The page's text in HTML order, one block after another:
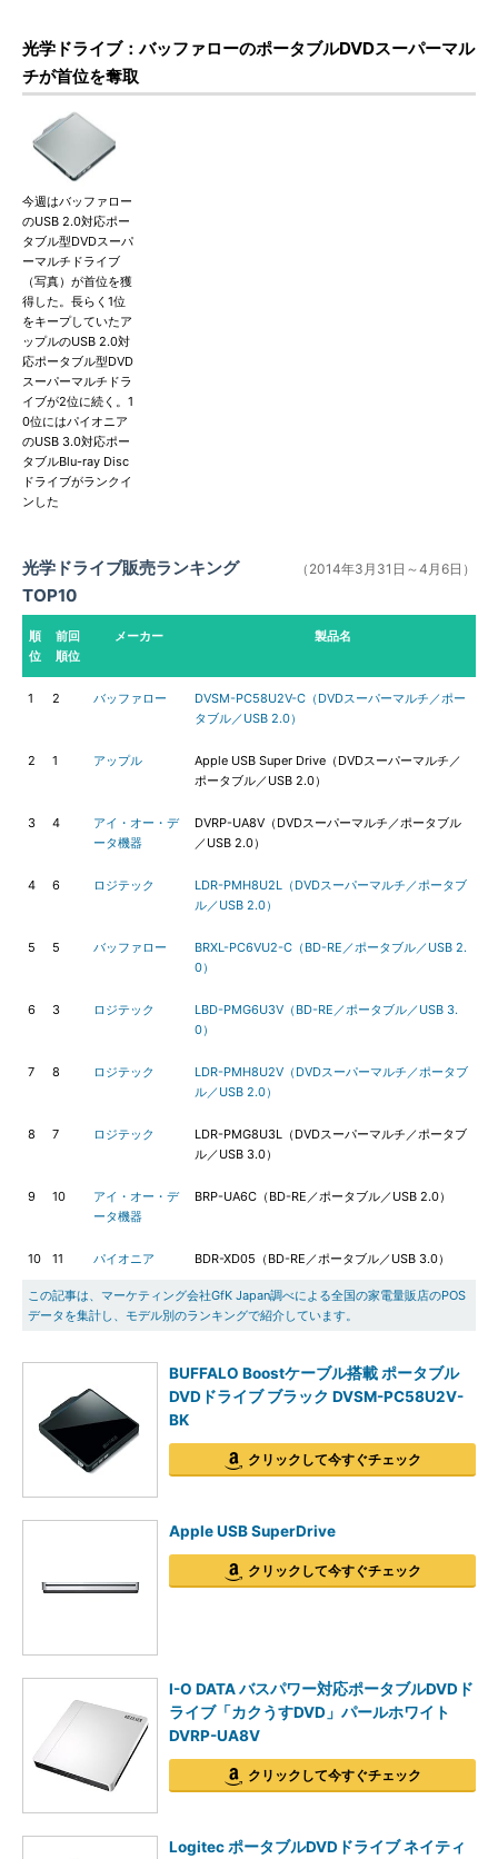
光学ドライブ：バッファローのポータブルDVDスーパーマル
チが首位を奪取
今週はバッファロー
のUSB 2.0対応ポー
タブル型DVDスーパ
ーマルチドライブ
（写真）が首位を獲
得した。長らく1位
をキープしていたア
ップルのUSB 2.0対
応ポータブル型DVD
スーパーマルチドラ
イブが2位に続く。1
0位にはパイオニア
のUSB 3.0対応ポー
タブルBlu-ray Disc
ドライブがランクイ
ンした
光学ドライブ販売ランキング
TOP10
（2014年3月31日～4月6日）
順
位
前回
順位
メーカー 製品名
1 2 バッファロー
DVSM-PC58U2V-C（DVDスーパーマルチ／ポー
タブル／USB 2.0）
2 1 アップル
Apple USB Super Drive（DVDスーパーマルチ／
ポータブル／USB 2.0）
3 4
アイ・オー・デ
ータ機器
DVRP-UA8V（DVDスーパーマルチ／ポータブル
／USB 2.0）
4 6 ロジテック
LDR-PMH8U2L（DVDスーパーマルチ／ポータブ
ル／USB 2.0）
5 5 バッファロー
BRXL-PC6VU2-C（BD-RE／ポータブル／USB 2.
0）
6 3 ロジテック
LBD-PMG6U3V（BD-RE／ポータブル／USB 3.
0）
7 8 ロジテック
LDR-PMH8U2V（DVDスーパーマルチ／ポータブ
ル／USB 2.0）
8 7 ロジテック
LDR-PMG8U3L（DVDスーパーマルチ／ポータブ
ル／USB 3.0）
9 10
アイ・オー・デ
ータ機器
BRP-UA6C（BD-RE／ポータブル／USB 2.0）
10 11 パイオニア BDR-XD05（BD-RE／ポータブル／USB 3.0）
この記事は、マーケティング会社GfK Japan調べによる全国の家電量販店のPOS
データを集計し、モデル別のランキングで紹介しています。
BUFFALO Boostケーブル搭載 ポータブル
DVDドライブ ブラック DVSM-PC58U2V-
BK
クリックして今すぐチェック
Apple USB SuperDrive
クリックして今すぐチェック
I-O DATA バスパワー対応ポータブルDVDド
ライブ「カクうすDVD」パールホワイト
DVRP-UA8V
クリックして今すぐチェック
Logitec ポータブルDVDドライブ ネイティ